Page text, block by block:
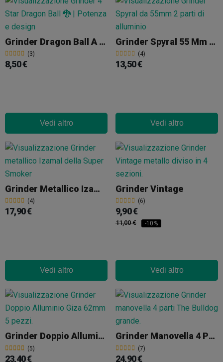
Grinder Dragon Ball A 3 Parti 56 Mm Con Raccoglitore Di Polline
(3)
8,50 €
Vedi altro
Grinder Spyral 55 Mm 2 Parti
(4)
13,50 €
Vedi altro
Grinder Metallico Izamal 4 Parti 50mm
(4)
17,90 €
Vedi altro
Grinder Vintage
(6)
9,90 €
11,00 € -10%
Vedi altro
Grinder Doppio Alluminio Giza 62mm 5 Pezzi
(5)
23,40 €
Grinder Manovella 4 Parti The Bulldog
(7)
24,90 €